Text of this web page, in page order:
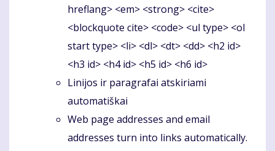
hreflang> <em> <strong> <cite>
<blockquote cite> <code> <ul type> <ol
start type> <li> <dl> <dt> <dd> <h2 id>
<h3 id> <h4 id> <h5 id> <h6 id>
Linijos ir paragrafai atskiriami
automatiškai
Web page addresses and email
addresses turn into links automatically.